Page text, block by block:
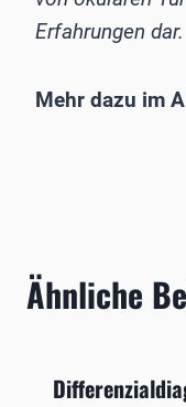
Erfahrungen dar.
Mehr dazu im
Ähnliche